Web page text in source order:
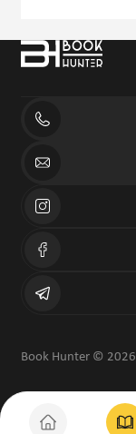
Book Hunter © 2026